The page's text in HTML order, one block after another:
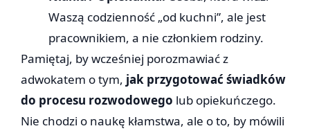
Waszą codzienność „od kuchni”, ale jest
pracownikiem, a nie członkiem rodziny.
Pamiętaj, by wcześniej porozmawiać z
adwokatem o tym, jak przygotować świadków
do procesu rozwodowego lub opiekuńczego.
Nie chodzi o naukę kłamstwa, ale o to, by mówili